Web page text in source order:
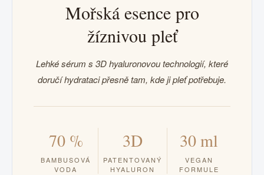
Mořská esence pro
žíznivou pleť
Lehké sérum s 3D hyaluronovou technologií, které
doručí hydrataci přesně tam, kde ji pleť potřebuje.
70 %
BAMBUSOVÁ
VODA
3D
PATENTOVANÝ
HYALURON
30 ml
VEGAN
FORMULE